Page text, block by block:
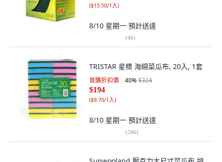
($13.50/1入)
8/10 星期一 預計送達
(46)
TRISTAR 星標 海綿菜瓜布, 20入, 1套
首購折扣價 40%$324
$194
($9.70/1入)
8/10 星期一 預計送達
(296)